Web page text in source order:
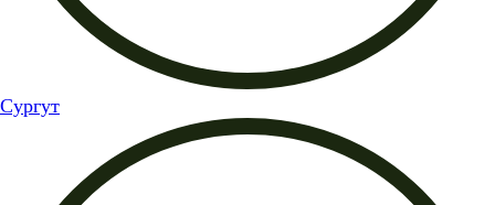
Сургут